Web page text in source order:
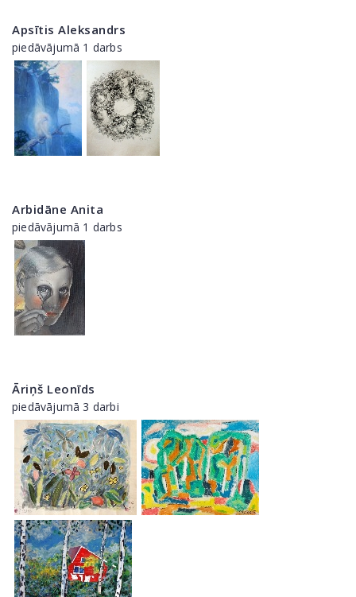
Apsītis Aleksandrs
piedāvājumā 1 darbs
Arbidāne Anita
piedāvājumā 1 darbs
Āriņš Leonīds
piedāvājumā 3 darbi